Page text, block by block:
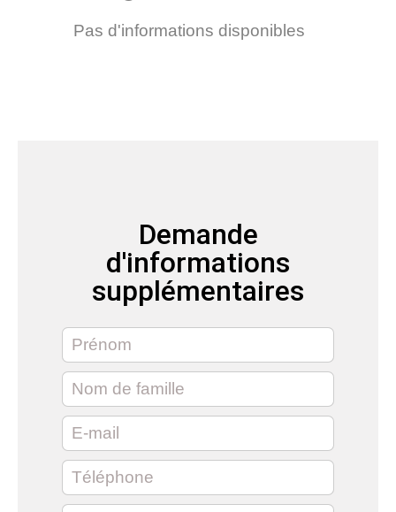
Pas d'informations disponibles
Demande
d'informations
supplémentaires